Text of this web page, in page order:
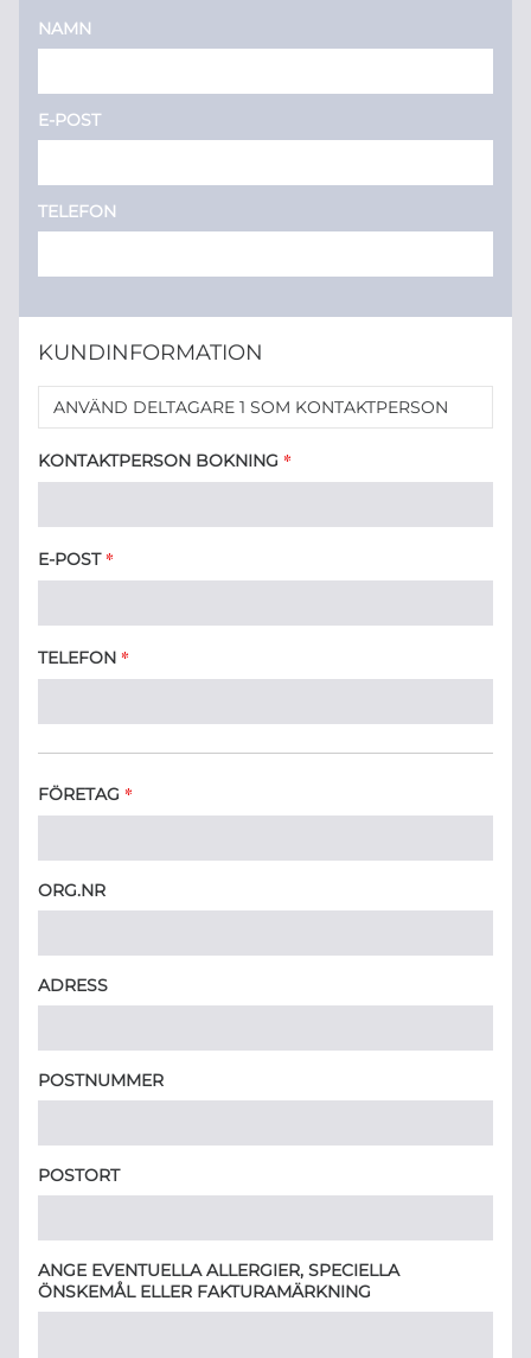
NAMN
E-POST
TELEFON
KUNDINFORMATION
ANVÄND DELTAGARE 1 SOM KONTAKTPERSON
KONTAKTPERSON BOKNING *
E-POST *
TELEFON *
FÖRETAG *
ORG.NR
ADRESS
POSTNUMMER
POSTORT
ANGE EVENTUELLA ALLERGIER, SPECIELLA
ÖNSKEMÅL ELLER FAKTURAMÄRKNING